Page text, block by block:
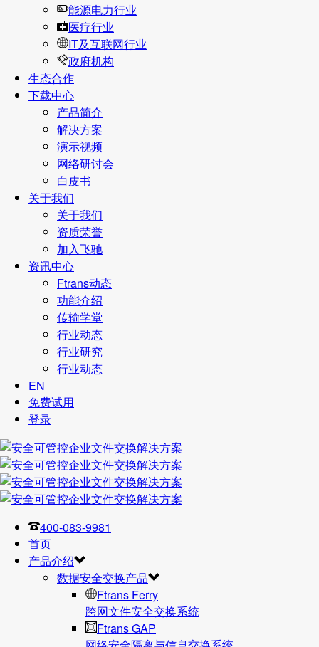
能源电力行业
医疗行业
IT及互联网行业
政府机构
生态合作
下载中心
产品简介
解决方案
演示视频
网络研讨会
白皮书
关于我们
关于我们
资质荣誉
加入飞驰
资讯中心
Ftrans动态
功能介绍
传输学堂
行业动态
行业研究
行业动态
EN
免费试用
登录
400-083-9981
首页
产品介绍
数据安全交换产品
Ftrans Ferry
跨网文件安全交换系统
Ftrans GAP